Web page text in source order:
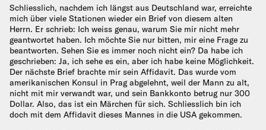
Schliesslich, nachdem ich längst aus Deutschland war, erreichte
mich über viele Stationen wieder ein Brief von diesem alten
Herrn. Er schrieb: Ich weiss genau, warum Sie mir nicht mehr
geantwortet haben. Ich möchte Sie nur bitten, mir eine Frage zu
beantworten. Sehen Sie es immer noch nicht ein? Da habe ich
geschrieben: Ja, ich sehe es ein, aber ich habe keine Möglichkeit.
Der nächste Brief brachte mir sein Affidavit. Das wurde vom
amerikanischen Konsul in Prag abgelehnt, weil der Mann zu alt,
nicht mit mir verwandt war, und sein Bankkonto betrug nur 300
Dollar. Also, das ist ein Märchen für sich. Schliesslich bin ich
doch mit dem Affidavit dieses Mannes in die USA gekommen.